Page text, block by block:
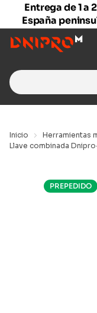
Entrega de 1 a
España
Search
for:
Inicio Herramientas
Llave combinada
PREPEDIDO